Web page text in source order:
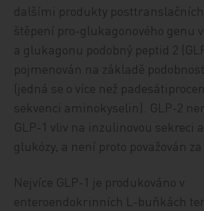
dalšími produkty
štěpení pro-glukagonového genu
a glukagonu podobný peptid 2
pojmenován na základě
(jedná se o více než
sekvenci aminokyselin). GLP-2
GLP-1 vliv na inzulinovou sekreci
glukózy, a není proto považován
Nejvíce GLP-1 je produkováno v
enteroendokrinních L-buňkách